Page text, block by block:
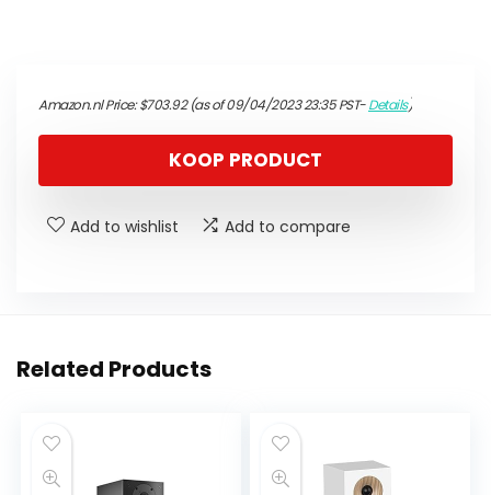
Amazon.nl Price:$703.92(as of 09/04/2023 23:35 PST-Details)
KOOP PRODUCT
Add to wishlist Add to compare
Related Products